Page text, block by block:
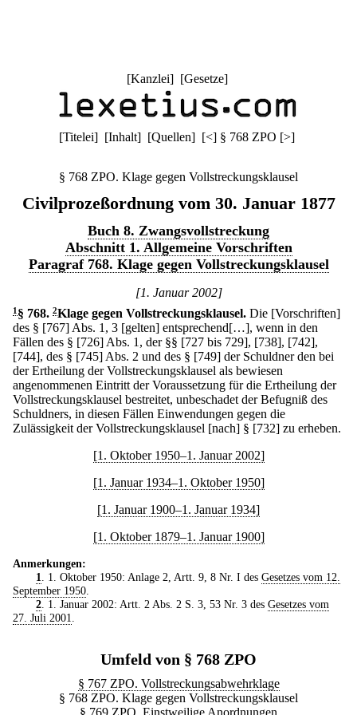
[Kanzlei] [Gesetze]
[Titelei] [Inhalt] [Quellen] [<] § 768 ZPO [>]
§ 768 ZPO. Klage gegen Vollstreckungsklausel
Civilprozeßordnung vom 30. Januar 1877
Buch 8. Zwangsvollstreckung
Abschnitt 1. Allgemeine Vorschriften
Paragraf 768. Klage gegen Vollstreckungsklausel
[1. Januar 2002]
1 § 768. 2Klage gegen Vollstreckungsklausel. Die [Vorschriften]
des § [767] Abs. 1, 3 [gelten] entsprechend[…], wenn in den
Fällen des § [726] Abs. 1, der §§ [727 bis 729], [738], [742],
[744], des § [745] Abs. 2 und des § [749] der Schuldner den bei
der Ertheilung der Vollstreckungsklausel als bewiesen
angenommenen Eintritt der Voraussetzung für die Ertheilung der
Vollstreckungsklausel bestreitet, unbeschadet der Befugniß des
Schuldners, in diesen Fällen Einwendungen gegen die
Zulässigkeit der Vollstreckungsklausel [nach] § [732] zu erheben.
[1. Oktober 1950–1. Januar 2002]
[1. Januar 1934–1. Oktober 1950]
[1. Januar 1900–1. Januar 1934]
[1. Oktober 1879–1. Januar 1900]
Anmerkungen:
1
. 1. Oktober 1950: Anlage 2, Artt. 9, 8 Nr. I des Gesetzes vom 12.
September 1950
2. 1. Januar 2002: Artt. 2 Abs. 2 S. 3, 53 Nr. 3 des Gesetzes vom
27. Juli 2001
Umfeld von § 768 ZPO
§ 767 ZPO. Vollstreckungsabwehrklage
§ 768 ZPO. Klage gegen Vollstreckungsklausel
§ 769 ZPO. Einstweilige Anordnungen